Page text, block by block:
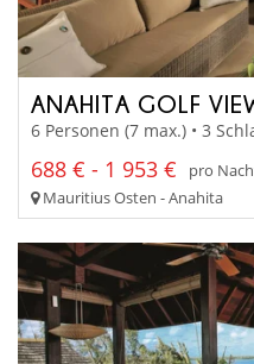
6 Personen (7 max.) • 3
688 € - 1 953 € pro
Mauritius Osten - Anahita